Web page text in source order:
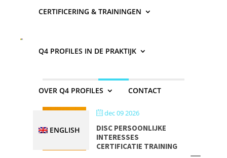
CERTIFICERING & TRAININGEN
Q4 PROFILES IN DE PRAKTIJK
OVER Q4 PROFILES CONTACT
ENGLISH
Interesses
dec 09 2026
DISC PERSOONLIJKE
INTERESSES
CERTIFICATIE TRAINING